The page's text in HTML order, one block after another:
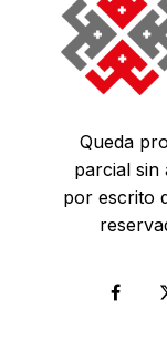
Queda
parcial sin
por escrito